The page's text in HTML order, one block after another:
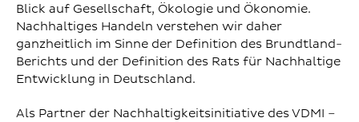
Blick auf Gesellschaft, Ökologie und Ökonomie.
Nachhaltiges Handeln verstehen wir daher
ganzheitlich im Sinne der Definition des Brundtland-
Berichts und der Definition des Rats für Nachhaltige
Entwicklung in Deutschland.
Als Partner der Nachhaltigkeitsinitiative des VDMI –